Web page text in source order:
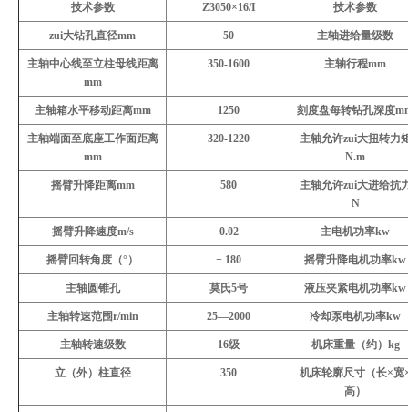
技术参数 Z3050×16/I 技术参数
zui大钻孔直径mm 50 主轴进给量级数
主轴中心线至立柱母线距离
mm
350-1600 主轴行程mm
主轴箱水平移动距离mm 1250 刻度盘每转钻孔深度
主轴端面至底座工作面距离
mm
320-1220
主轴允许zui大扭转力
N.m
摇臂升降距离mm 580
主轴允许zui大进给抗
N
摇臂升降速度m/s 0.02 主电机功率kw
摇臂回转角度（°） + 180 摇臂升降电机功率kw
主轴圆锥孔 莫氏5号 液压夹紧电机功率kw
主轴转速范围r/min 25—2000 冷却泵电机功率kw
主轴转速级数 16级 机床重量（约） kg
立（外）柱直径 350
机床轮廓尺寸（长×宽
高）